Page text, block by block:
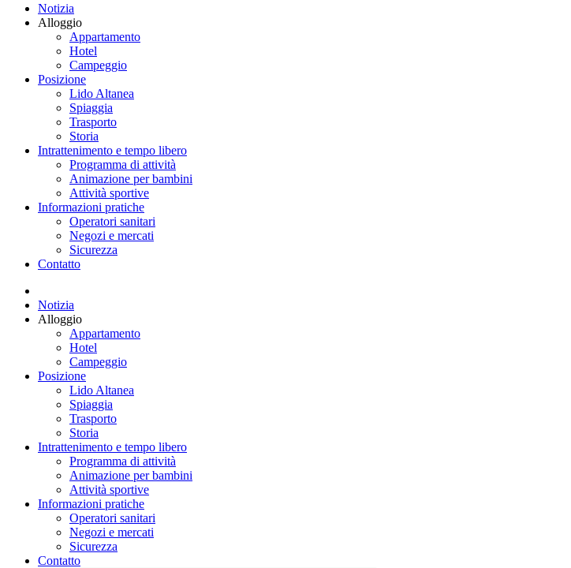
Notizia
Alloggio
Appartamento
Hotel
Campeggio
Posizione
Lido Altanea
Spiaggia
Trasporto
Storia
Intrattenimento e tempo libero
Programma di attività
Animazione per bambini
Attività sportive
Informazioni pratiche
Operatori sanitari
Negozi e mercati
Sicurezza
Contatto
Notizia
Alloggio
Appartamento
Hotel
Campeggio
Posizione
Lido Altanea
Spiaggia
Trasporto
Storia
Intrattenimento e tempo libero
Programma di attività
Animazione per bambini
Attività sportive
Informazioni pratiche
Operatori sanitari
Negozi e mercati
Sicurezza
Contatto